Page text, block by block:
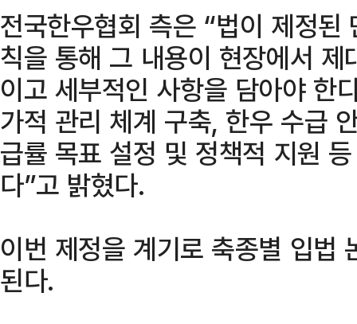
전국한우협회 측은 “법이 제정
칙을 통해 그 내용이 현장에서
이고 세부적인 사항을 담아야 한
가적 관리 체계 구축, 한우 수급
급률 목표 설정 및 정책적 지원
다”고 밝혔다.
이번 제정을 계기로 축종별 입법
된다.